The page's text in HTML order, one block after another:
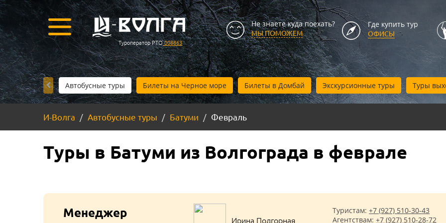
Туроператор РТО008863
Не знаете куда поехать?
МЫ ПОМОЖЕМ
Где купить тур
ОФИСЫ
Автобусные туры Билеты на Черное море Билеты в Домбай Экскурсионные туры Туры
И-Волга Автобусные туры Батуми Февраль
Туры в Батуми из Волгограда в феврале
Менеджер
Ирина Подгорная
Туристам:+7 (927) 510-30-43
Агентствам:+7 (927) 510-28-72